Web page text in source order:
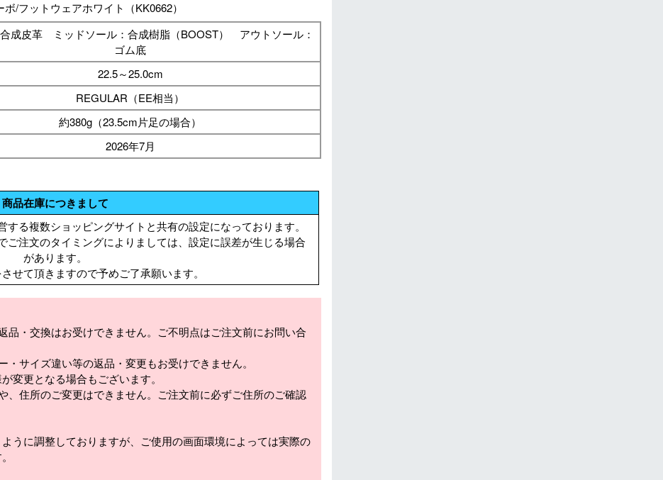
/フットウェアホワイト（KK0662）
成皮革 ミッドソール：合成樹脂（BOOST） アウトソール：
ゴム底
22.5～25.0cm
REGULAR（EE相当）
約380g（23.5cm片足の場合）
2026年7月
商品在庫につきまして
る複数ショッピングサイトと共有の設定になっております。
ご注文のタイミングによりましては、設定に誤差が生じる場合
があります。
せて頂きますので予めご了承願います。
品・交換はお受けできません。ご不明点はご注文前にお問い合
サイズ違い等の返品・変更もお受けできません。
変更となる場合もございます。
、住所のご変更はできません。ご注文前に必ずご住所のご確認
うに調整しておりますが、ご使用の画面環境によっては実際の